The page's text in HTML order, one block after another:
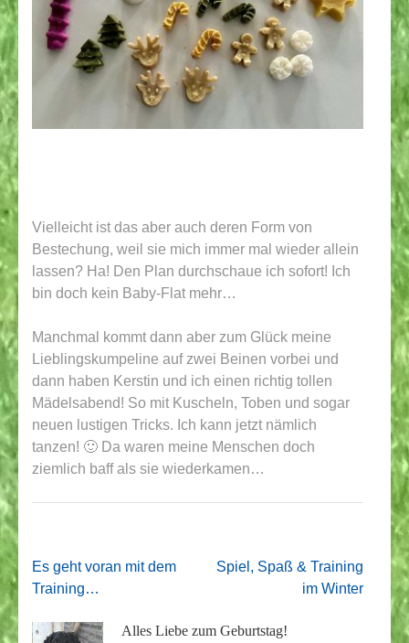
Vielleicht ist das aber auch deren Form von
Bestechung, weil sie mich immer mal wieder allein
lassen? Ha! Den Plan durchschaue ich sofort! Ich
bin doch kein Baby-Flat mehr…
Manchmal kommt dann aber zum Glück meine
Lieblingskumpeline auf zwei Beinen vorbei und
dann haben Kerstin und ich einen richtig tollen
Mädelsabend! So mit Kuscheln, Toben und sogar
neuen lustigen Tricks. Ich kann jetzt nämlich
tanzen! 🙂 Da waren meine Menschen doch
ziemlich baff als sie wiederkamen…
Beitragsnavigation
Es geht voran mit dem
Training…
Spiel, Spaß & Training
im Winter
Alles Liebe zum Geburtstag!